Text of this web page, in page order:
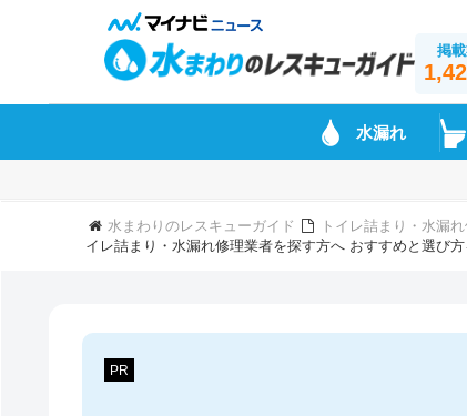
掲
水漏れ
水まわりのレスキューガイド トイレ詰まり・水漏
イレ詰まり・水漏れ修理業者を探す方へ おすすめと選び
PR